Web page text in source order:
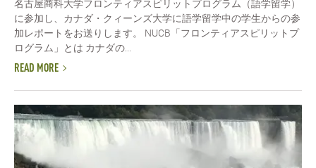
名古屋商科大学フロンティアスピリットプログラム（語学留学）
に参加し、カナダ・クィーンズ大学に語学留学中の学生からの参
加レポートをお送りします。 NUCB「フロンティアスピリットプ
ログラム」とは カナダの...
READ MORE